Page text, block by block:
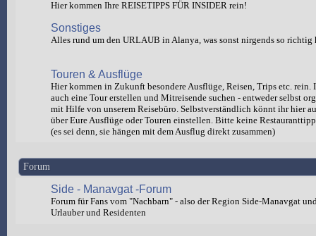
Hier kommen Ihre REISETIPPS FÜR INSIDER rein!
Sonstiges
Alles rund um den URLAUB in Alanya, was sonst nirgends so richtig
Touren & Ausflüge
Hier kommen in Zukunft besondere Ausflüge, Reisen, Trips etc. rein.
auch eine Tour erstellen und Mitreisende suchen - entweder selbst
mit Hilfe von unserem Reisebüro. Selbstverständlich könnt ihr hier
über Eure Ausflüge oder Touren einstellen. Bitte keine
(es sei denn, sie hängen mit dem Ausflug direkt zusammen)
Forum
Side - Manavgat -Forum
Forum für Fans vom "Nachbarn" - also der Region Side-Manavgat
Urlauber und Residenten